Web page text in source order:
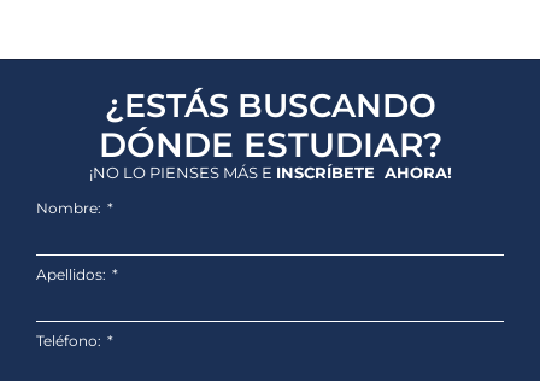
¿ESTÁS BUSCANDO
DÓNDE ESTUDIAR?
¡NO LO PIENSES MÁS E INSCRÍBETE AHORA!
Nombre:
Apellidos:
Teléfono: